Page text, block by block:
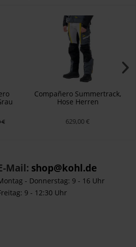
€
Compañero Summertrack,
Hose Herren
629,00 €
Mail: shop@kohl.de
- Donnerstag: 9 - 16 Uhr
9 - 12:30 Uhr